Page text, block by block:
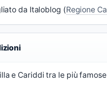
da Italoblog (Regione
e Cariddi tra le più